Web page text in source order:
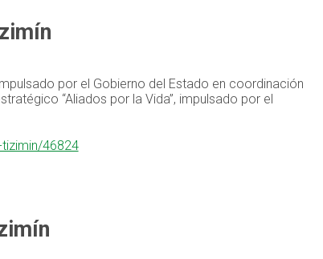
por el Gobierno del Estado en coordinación
“Aliados por la Vida”, impulsado por el
46824